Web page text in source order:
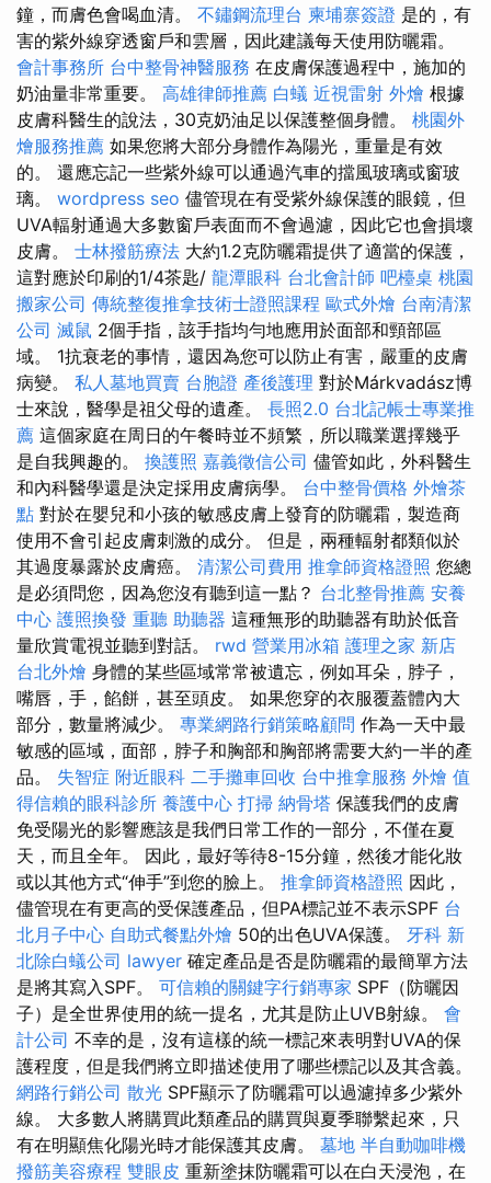
鐘，而膚色會喝血清。 不鏽鋼流理台 柬埔寨簽證 是的，有
害的紫外線穿透窗戶和雲層，因此建議每天使用防曬霜。
會計事務所 台中整骨神醫服務 在皮膚保護過程中，施加的
奶油量非常重要。 高雄律師推薦 白蟻 近視雷射 外燴 根據
皮膚科醫生的說法，30克奶油足以保護整個身體。 桃園外
燴服務推薦 如果您將大部分身體作為陽光，重量是有效
的。 還應忘記一些紫外線可以通過汽車的擋風玻璃或窗玻
璃。 wordpress seo 儘管現在有受紫外線保護的眼鏡，但
UVA輻射通過大多數窗戶表面而不會過濾，因此它也會損壞
皮膚。 士林撥筋療法 大約1.2克防曬霜提供了適當的保護，
這對應於印刷的1/4茶匙/ 龍潭眼科 台北會計師 吧檯桌 桃園
搬家公司 傳統整復推拿技術士證照課程 歐式外燴 台南清潔
公司 滅鼠 2個手指，該手指均勻地應用於面部和頸部區
域。 1抗衰老的事情，還因為您可以防止有害，嚴重的皮膚
病變。 私人墓地買賣 台胞證 產後護理 對於Márkvadász博
士來說，醫學是祖父母的遺產。 長照2.0 台北記帳士專業推
薦 這個家庭在周日的午餐時並不頻繁，所以職業選擇幾乎
是自我興趣的。 換護照 嘉義徵信公司 儘管如此，外科醫生
和內科醫學還是決定採用皮膚病學。 台中整骨價格 外燴茶
點 對於在嬰兒和小孩的敏感皮膚上發育的防曬霜，製造商
使用不會引起皮膚刺激的成分。 但是，兩種輻射都類似於
其過度暴露於皮膚癌。 清潔公司費用 推拿師資格證照 您總
是必須問您，因為您沒有聽到這一點？ 台北整骨推薦 安養
中心 護照換發 重聽 助聽器 這種無形的助聽器有助於低音
量欣賞電視並聽到對話。 rwd 營業用冰箱 護理之家 新店
台北外燴 身體的某些區域常常被遺忘，例如耳朵，脖子，
嘴唇，手，餡餅，甚至頭皮。 如果您穿的衣服覆蓋體內大
部分，數量將減少。 專業網路行銷策略顧問 作為一天中最
敏感的區域，面部，脖子和胸部和胸部將需要大約一半的產
品。 失智症 附近眼科 二手攤車回收 台中推拿服務 外燴 值
得信賴的眼科診所 養護中心 打掃 納骨塔 保護我們的皮膚
免受陽光的影響應該是我們日常工作的一部分，不僅在夏
天，而且全年。 因此，最好等待8-15分鐘，然後才能化妝
或以其他方式“伸手”到您的臉上。 推拿師資格證照 因此，
儘管現在有更高的受保護產品，但PA標記並不表示SPF 台
北月子中心 自助式餐點外燴 50的出色UVA保護。 牙科 新
北除白蟻公司 lawyer 確定產品是否是防曬霜的最簡單方法
是將其寫入SPF。 可信賴的關鍵字行銷專家 SPF（防曬因
子）是全世界使用的統一提名，尤其是防止UVB射線。 會
計公司 不幸的是，沒有這樣的統一標記來表明對UVA的保
護程度，但是我們將立即描述使用了哪些標記以及其含義。
網路行銷公司 散光 SPF顯示了防曬霜可以過濾掉多少紫外
線。 大多數人將購買此類產品的購買與夏季聯繫起來，只
有在明顯焦化陽光時才能保護其皮膚。 墓地 半自動咖啡機
撥筋美容療程 雙眼皮 重新塗抹防曬霜可以在白天浸泡，在